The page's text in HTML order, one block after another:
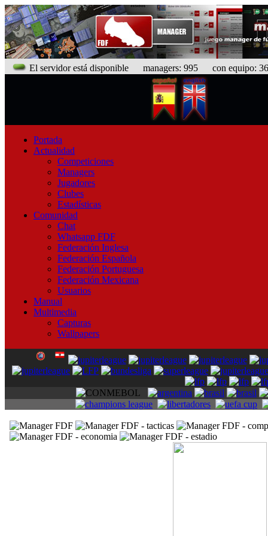
El servidor está disponible managers: 995 con equipo:
Portada
Actualidad
Competiciones
Managers
Jugadores
Clubes
Estadísticas
Comunidad
Chat
Whatsapp FDF
Federación Inglesa
Federación Española
Federación Portuguesa
Federación Mexicana
Usuarios
Manual
Multimedia
Capturas
Wallpapers